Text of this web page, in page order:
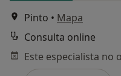
Pinto • Mapa
Consulta online